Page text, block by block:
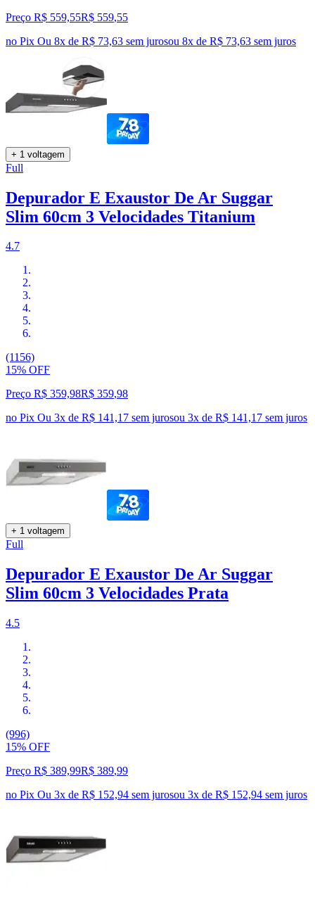
Preço R$ 559,55R$ 559,55
no Pix Ou 8x de R$ 73,63 sem jurosou 8x de R$ 73,63 sem juros
+ 1 voltagem
Full
Depurador E Exaustor De Ar Suggar
Slim 60cm 3 Velocidades Titanium
4.7
(1156)
15% OFF
Preço R$ 359,98R$ 359,98
no Pix Ou 3x de R$ 141,17 sem jurosou 3x de R$ 141,17 sem juros
+ 1 voltagem
Full
Depurador E Exaustor De Ar Suggar
Slim 60cm 3 Velocidades Prata
4.5
(996)
15% OFF
Preço R$ 389,99R$ 389,99
no Pix Ou 3x de R$ 152,94 sem jurosou 3x de R$ 152,94 sem juros